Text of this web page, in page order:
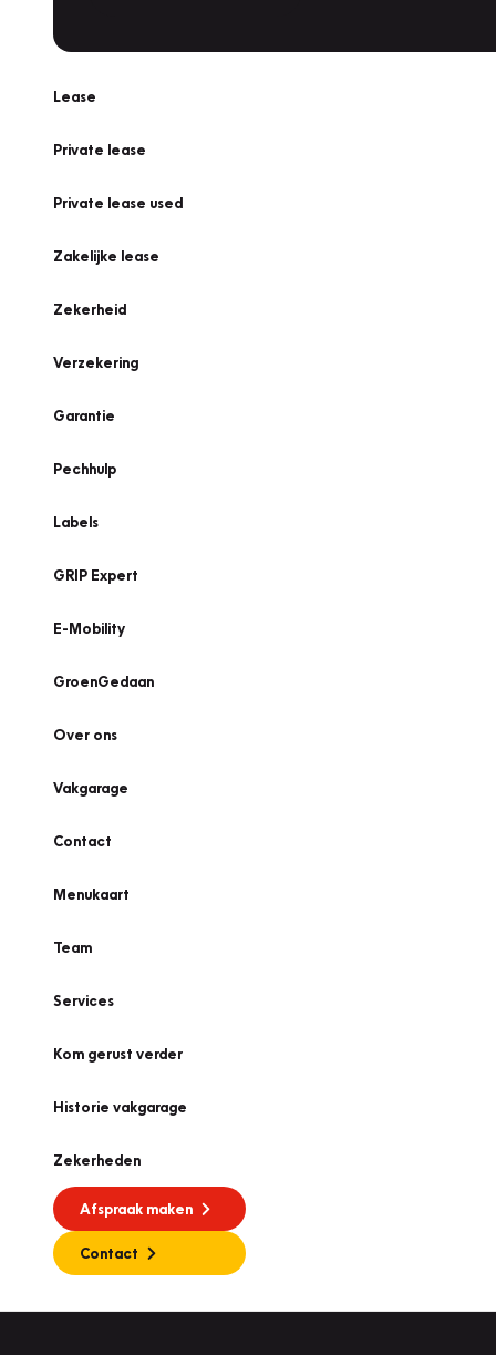
Lease
Private lease
Private lease used
Zakelijke lease
Zekerheid
Verzekering
Garantie
Pechhulp
Labels
GRIP Expert
E-Mobility
GroenGedaan
Over ons
Vakgarage
Contact
Menukaart
Team
Services
Kom gerust verder
Historie vakgarage
Zekerheden
Afspraak maken
Contact